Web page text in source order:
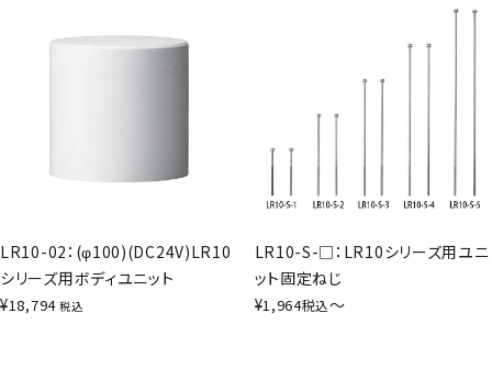
LR10-02：(φ100)(DC24V)LR10
シリーズ用ボディユニット
¥18,794 税込
LR10-S-□：LR10シリーズ用ユニ
ット固定ねじ
¥1,964税込〜